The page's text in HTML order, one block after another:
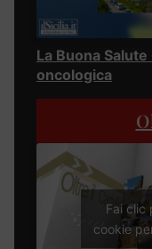
La Buona
oncologica
Fai clic
cookie